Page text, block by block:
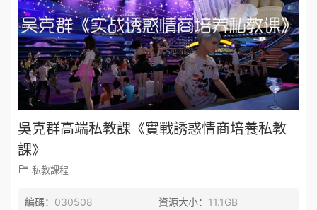
吳克群高端私教課《實戰誘惑情商培養私教
課》
私教課程
編碼： 030508 資源大小： 11.1GB